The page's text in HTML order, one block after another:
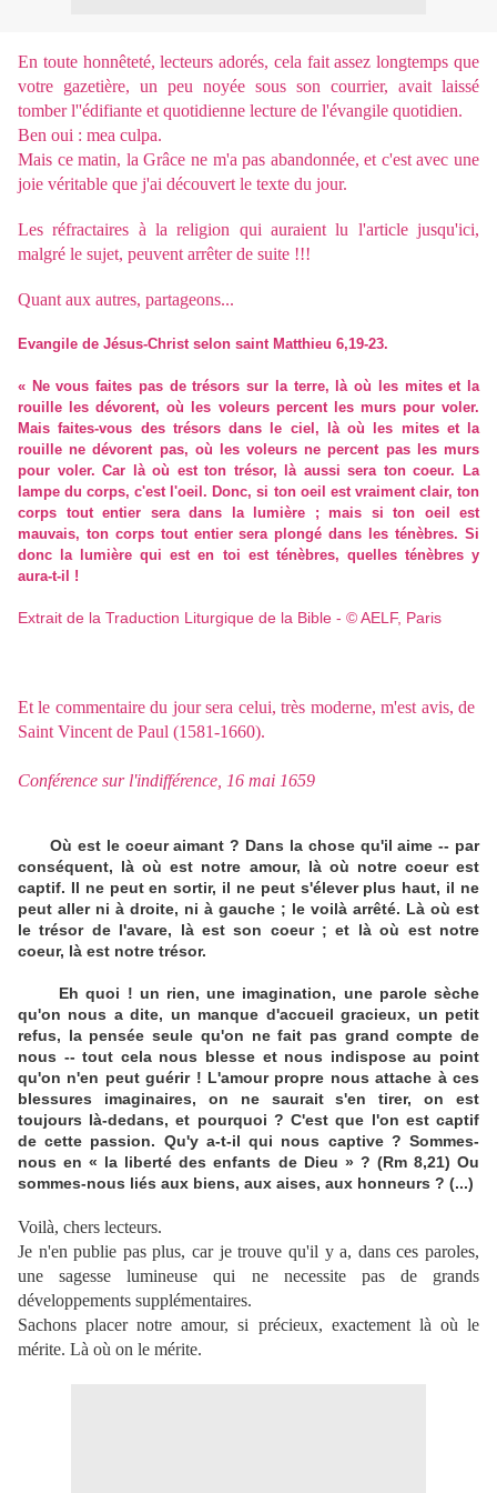
En toute honnêteté, lecteurs adorés, cela fait assez longtemps que
votre gazetière, un peu noyée sous son courrier, avait laissé
tomber l''édifiante et quotidienne lecture de l'évangile quotidien.
Ben oui : mea culpa.
Mais ce matin, la Grâce ne m'a pas abandonnée, et c'est avec une
joie véritable que j'ai découvert le texte du jour.
Les réfractaires à la religion qui auraient lu l'article jusqu'ici,
malgré le sujet, peuvent arrêter de suite !!!
Quant aux autres, partageons...
Evangile de Jésus-Christ selon saint Matthieu 6,19-23.
« Ne vous faites pas de trésors sur la terre, là où les mites et la
rouille les dévorent, où les voleurs percent les murs pour voler.
Mais faites-vous des trésors dans le ciel, là où les mites et la
rouille ne dévorent pas, où les voleurs ne percent pas les murs
pour voler. Car là où est ton trésor, là aussi sera ton coeur. La
lampe du corps, c'est l'oeil. Donc, si ton oeil est vraiment clair, ton
corps tout entier sera dans la lumière ; mais si ton oeil est
mauvais, ton corps tout entier sera plongé dans les ténèbres. Si
donc la lumière qui est en toi est ténèbres, quelles ténèbres y
aura-t-il !
Extrait de la Traduction Liturgique de la Bible - © AELF, Paris
Et le commentaire du jour sera celui, très moderne, m'est avis, de
Saint Vincent de Paul (1581-1660).
Conférence sur l'indifférence, 16 mai 1659
Où est le coeur aimant ? Dans la chose qu'il aime -- par
conséquent, là où est notre amour, là où notre coeur est
captif. Il ne peut en sortir, il ne peut s'élever plus haut, il ne
peut aller ni à droite, ni à gauche ; le voilà arrêté. Là où est
le trésor de l'avare, là est son coeur ; et là où est notre
coeur, là est notre trésor.
Eh quoi ! un rien, une imagination, une parole sèche
qu'on nous a dite, un manque d'accueil gracieux, un petit
refus, la pensée seule qu'on ne fait pas grand compte de
nous -- tout cela nous blesse et nous indispose au point
qu'on n'en peut guérir ! L'amour propre nous attache à ces
blessures imaginaires, on ne saurait s'en tirer, on est
toujours là-dedans, et pourquoi ? C'est que l'on est captif
de cette passion. Qu'y a-t-il qui nous captive ? Sommes-
nous en « la liberté des enfants de Dieu » ? (Rm 8,21) Ou
sommes-nous liés aux biens, aux aises, aux honneurs ? (...)
Voilà, chers lecteurs.
Je n'en publie pas plus, car je trouve qu'il y a, dans ces paroles,
une sagesse lumineuse qui ne necessite pas de grands
développements supplémentaires.
Sachons placer notre amour, si précieux, exactement là où le
mérite. Là où on le mérite.